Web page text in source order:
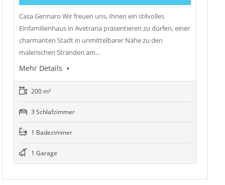
Casa Gennaro Wir freuen uns, Ihnen ein stilvolles
Einfamilienhaus in Avetrana präsentieren zu dürfen, einer
charmanten Stadt in unmittelbarer Nähe zu den
malerischen Stränden am…
Mehr Details
200 m²
3 Schlafzimmer
1 Badezimmer
1 Garage